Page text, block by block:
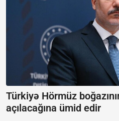
Türkiyə Hörmüz
açılacağına ümid edir